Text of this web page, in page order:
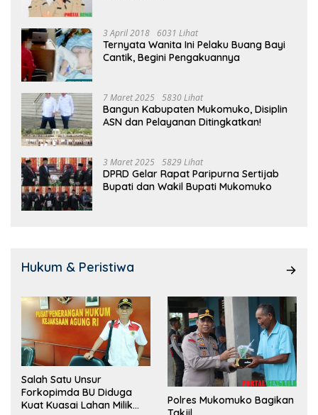
3 April 2018 6031 Lihat
Ternyata Wanita Ini Pelaku Buang Bayi
Cantik, Begini Pengakuannya
7 Maret 2025 5830 Lihat
Bangun Kabupaten Mukomuko, Disiplin
ASN dan Pelayanan Ditingkatkan!
3 Maret 2025 5829 Lihat
DPRD Gelar Rapat Paripurna Sertijab
Bupati dan Wakil Bupati Mukomuko
Hukum & Peristiwa
Salah Satu Unsur
Forkopimda BU Diduga
Kuat Kuasai Lahan Milik
Polres Mukomuko Bagikan